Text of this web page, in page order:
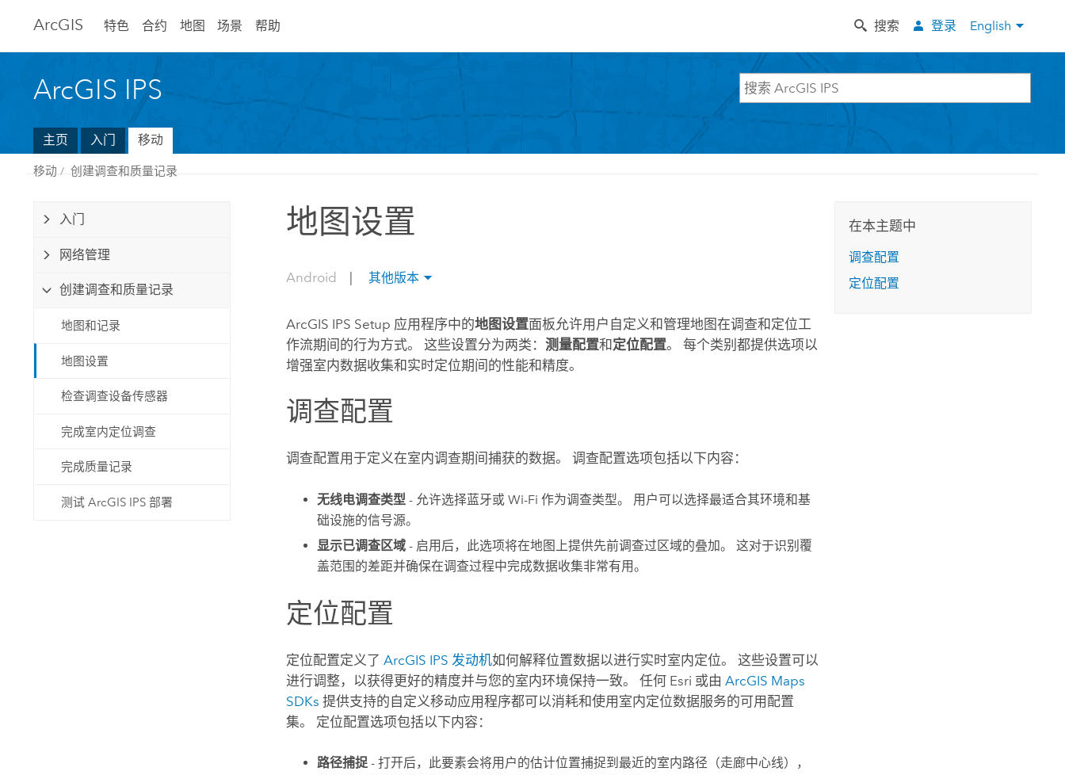
ArcGIS 特色 合约 地图 场景 帮助 English
搜索 登录
ArcGIS IPS
主页 入门 移动
移动 创建调查和质量记录
入门
网络管理
创建调查和质量记录
地图和记录
地图设置
检查调查设备传感器
完成室内定位调查
完成质量记录
测试 ArcGIS IPS 部署
地图设置
Android 其他版本
ArcGIS IPS Setup 应用程序中的地图设置面板允许用户自定义和管理地图在调查和定位工
作流期间的行为方式。 这些设置分为两类：测量配置和定位配置。 每个类别都提供选项以
增强室内数据收集和实时定位期间的性能和精度。
调查配置
调查配置用于定义在室内调查期间捕获的数据。 调查配置选项包括以下内容：
无线电调查类型 - 允许选择蓝牙或 Wi-Fi 作为调查类型。 用户可以选择最适合其环境和基
础设施的信号源。
显示已调查区域- 启用后，此选项将在地图上提供先前调查过区域的叠加。 这对于识别覆
盖范围的差距并确保在调查过程中完成数据收集非常有用。
定位配置
定位配置定义了ArcGIS IPS 发动机如何解释位置数据以进行实时室内定位。 这些设置可以
进行调整，以获得更好的精度并与您的室内环境保持一致。 任何 Esri 或由ArcGIS Maps
SDKs 提供支持的自定义移动应用程序都可以消耗和使用室内定位数据服务的可用配置
集。 定位配置选项包括以下内容：
路径捕捉- 打开后，此要素会将用户的估计位置捕捉到最近的室内路径（走廊中心线），
在本主题中
调查配置
定位配置